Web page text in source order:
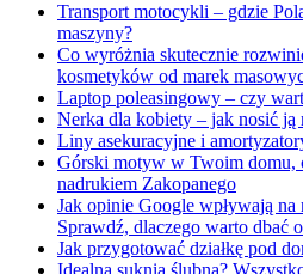
Transport motocykli – gdzie
maszyny?
Co wyróżnia skutecznie
kosmetyków od marek
Laptop poleasingowy – czy
Nerka dla kobiety – jak nosić ją
Liny asekuracyjne i
Górski motyw w Twoim domu,
nadrukiem Zakopanego
Jak opinie Google wpływają
Sprawdź, dlaczego warto dbać
Jak przygotować działkę pod